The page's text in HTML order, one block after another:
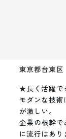
東京都台東区
★長く活躍で
モダンな技術
が激しい。
企業の根幹で
に流行はあり